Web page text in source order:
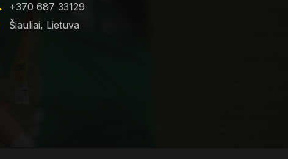
+370 687 33129
Šiauliai, Lietuva